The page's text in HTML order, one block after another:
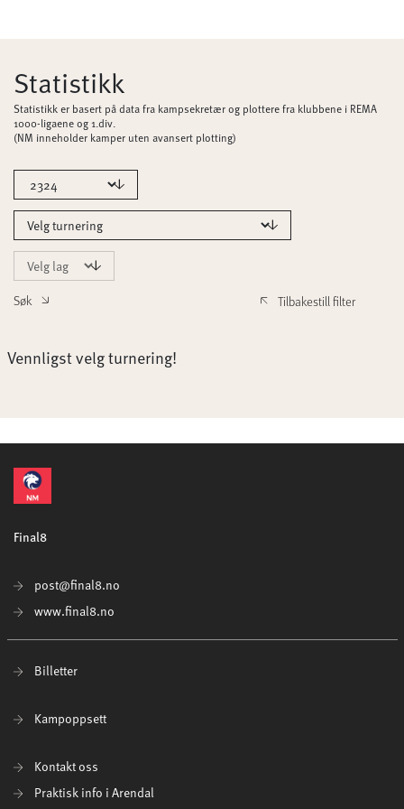
Statistikk
Statistikk er basert på data fra kampsekretær og plottere fra klubbene i REMA
1000-ligaene og 1.div.
(NM inneholder kamper uten avansert plotting)
Søk Tilbakestill filter
Vennligst velg turnering!
Final8
post@final8.no
www.final8.no
Billetter
Kampoppsett
Kontakt oss
Praktisk info i Arendal